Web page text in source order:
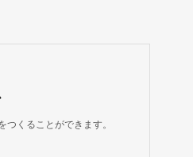
くることができます。